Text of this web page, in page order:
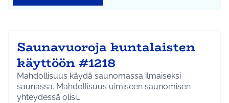
Saunavuoroja kuntalaisten
käyttöön #1218
Mahdollisuus käydä saunomassa ilmaiseksi
saunassa. Mahdollisuus uimiseen saunomisen
yhteydessä olisi…